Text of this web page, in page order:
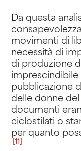
Da questa
movimenti di
necessità di
di produzione
imprescindibile
pubblicazione
delle donne del
documenti
ciclostilati o
per quanto
[11]